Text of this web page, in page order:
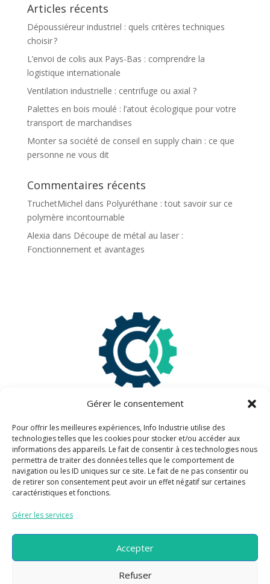
Gérer le consentement
Pour offrir les meilleures expériences, Info Industrie utilise des
technologies telles que les cookies pour stocker et/ou accéder aux
informations des appareils. Le fait de consentir à ces technologies nous
permettra de traiter des données telles que le comportement de
navigation ou les ID uniques sur ce site. Le fait de ne pas consentir ou
de retirer son consentement peut avoir un effet négatif sur certaines
caractéristiques et fonctions.
Gérer les services
Accepter
Refuser
Articles récents
Dépoussiéreur industriel : quels critères techniques
choisir ?
L’envoi de colis aux Pays-Bas : comprendre la
logistique internationale
Ventilation industrielle : centrifuge ou axial ?
Palettes en bois moulé : l’atout écologique pour votre
transport de marchandises
Monter sa société de conseil en supply chain : ce que
personne ne vous dit
Commentaires récents
TruchetMichel dans Polyuréthane : tout savoir sur ce
polymère incontournable
Alexia dans Découpe de métal au laser :
Fonctionnement et avantages
Information légales
Mentions légales
Politique de confidentialité